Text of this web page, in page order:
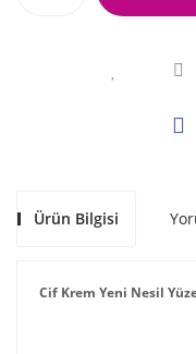
Ürün Bilgisi
Cif Krem Yeni Nesil